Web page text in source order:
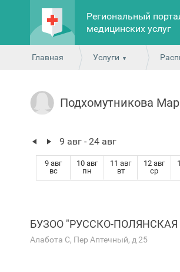
Региональный
медицинских услуг
Главная Услуги
Подхомутникова
9 авг - 24 авг
9 авг
вс
10 авг
пн
11 авг
вт
12 авг
ср
БУЗОО "РУССКО-ПОЛЯНСКАЯ
Алабота С, Пер Аптечный, д 25